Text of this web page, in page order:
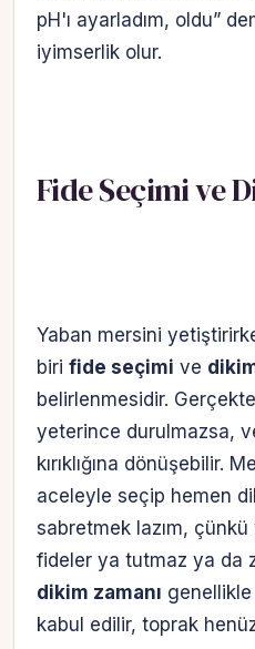
pH'ı ayarladım, oldu”
iyimserlik olur.
Fide Seçimi ve
Yaban mersini
biri fide seçimi ve
belirlenmesidir.
yeterince durulmazsa,
kırıklığına dönüşebilir.
aceleyle seçip hemen
sabretmek lazım,
fideler ya tutmaz ya da
dikim zamanı
kabul edilir, toprak